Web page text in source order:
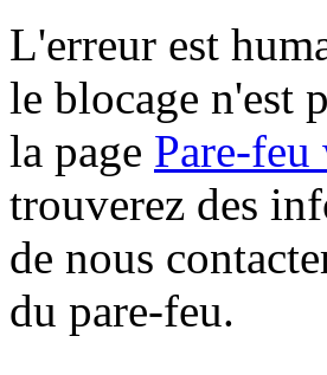
L'erreur est
le blocage n'est
la page Pare-feu
trouverez des
de nous
du pare-feu.